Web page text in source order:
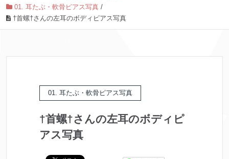
01. 耳たぶ・軟骨ピアス写真 /
†首螺†さんの左耳のボディピアス写真
01. 耳たぶ・軟骨ピアス写真
†首螺†さんの左耳のボディピ
アス写真